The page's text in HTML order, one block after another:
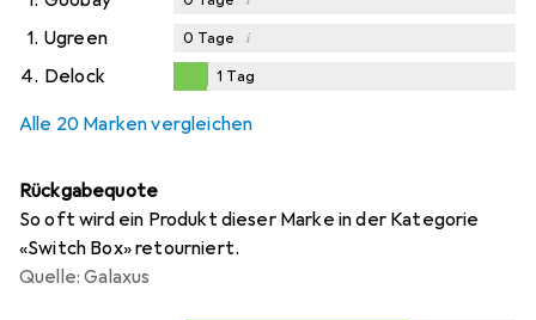
1. Ugreen 0 Tage i
4. Delock 1 Tag
Alle 20 Marken vergleichen
Rückgabequote
So oft wird ein Produkt dieser Marke in der Kategorie
«Switch Box» retourniert.
Quelle: Galaxus